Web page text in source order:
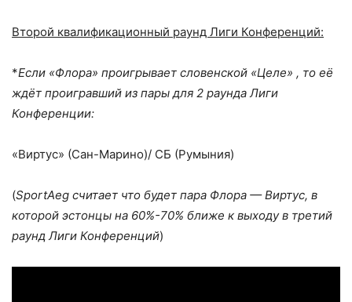
Второй квалификационный раунд Лиги Конференций:
*Если «Флора» проигрывает словенской «Целе» , то её
ждёт проигравший из пары для 2 раунда Лиги
Конференции:
«Виртус» (Сан-Марино)/ СБ (Румыния)
(SportAeg считает что будет пара Флора — Виртус, в
которой эстонцы на 60%-70% ближе к выходу в третий
раунд Лиги Конференций)